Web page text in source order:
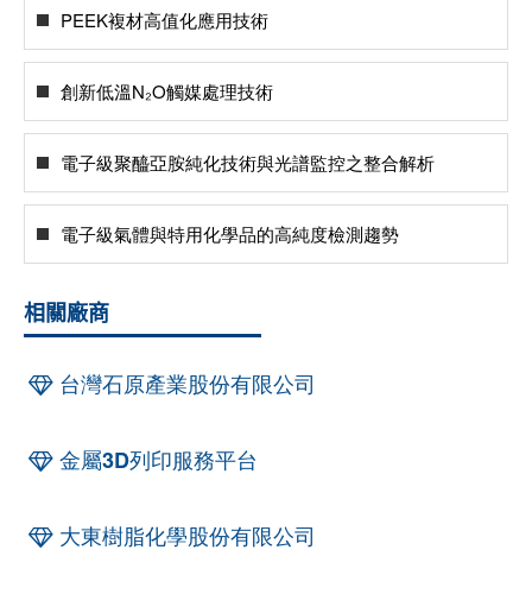
PEEK複材高值化應用技術
創新低溫N₂O觸媒處理技術
電子級聚醯亞胺純化技術與光譜監控之整合解析
電子級氣體與特用化學品的高純度檢測趨勢
相關廠商
台灣石原產業股份有限公司
金屬3D列印服務平台
大東樹脂化學股份有限公司